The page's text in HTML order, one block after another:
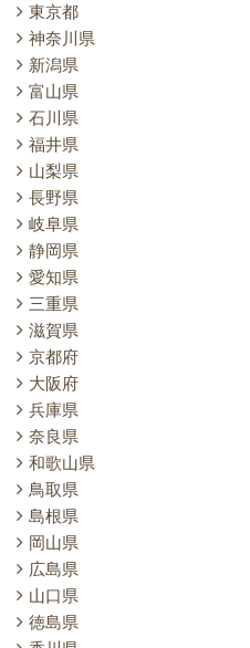
東京都
神奈川県
新潟県
富山県
石川県
福井県
山梨県
長野県
岐阜県
静岡県
愛知県
三重県
滋賀県
京都府
大阪府
兵庫県
奈良県
和歌山県
鳥取県
島根県
岡山県
広島県
山口県
徳島県